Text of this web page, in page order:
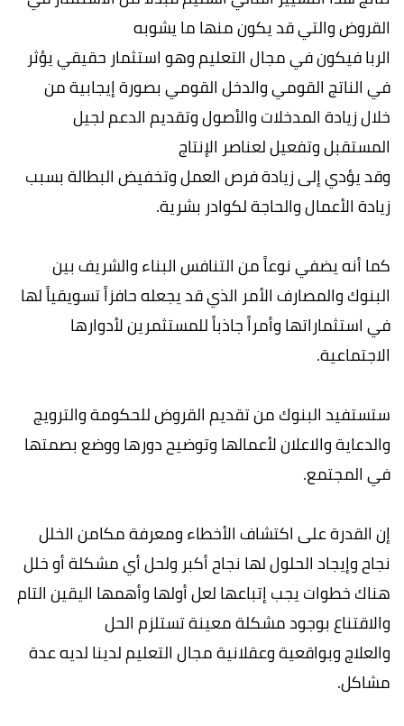
القروض والتي قد يكون منها ما يشوبه
الربا فيكون في مجال التعليم وهو استثمار حقيقي يؤثر
في الناتج القومي والدخل القومي بصورة إيجابية من
خلال زيادة المدخلات والأصول وتقديم الدعم لجيل
المستقبل وتفعيل لعناصر الإنتاج
وقد يؤدي إلى زيادة فرص العمل وتخفيض البطالة بسبب
زيادة الأعمال والحاجة لكوادر بشرية.
كما أنه يضفي نوعاً من التنافس البناء والشريف بين
البنوك والمصارف الأمر الذي قد يجعله حافزاً تسويقياً لها
في استثماراتها وأمراً جاذباً للمستثمرين لأدوارها
الاجتماعية.
ستستفيد البنوك من تقديم القروض للحكومة والترويج
والدعاية والاعلان لأعمالها وتوضيح دورها ووضع بصمتها
في المجتمع.
إن القدرة على اكتشاف الأخطاء ومعرفة مكامن الخلل
نجاح وإيجاد الحلول لها نجاح أكبر ولحل أي مشكلة أو خلل
هناك خطوات يجب إتباعها لعل أولها وأهمها اليقين التام
والاقتناع بوجود مشكلة معينة تستلزم الحل
والعلاج وبواقعية وعقلانية مجال التعليم لدينا لديه عدة
مشاكل.